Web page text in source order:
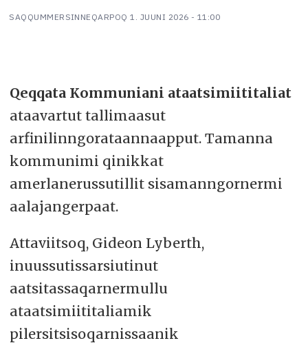
SAQQUMMERSINNEQARPOQ 1. JUUNI 2026 - 11:00
Qeqqata Kommuniani ataatsimiititaliat
ataavartut tallimaasut
arfinilinngorataannaapput. Tamanna
kommunimi qinikkat
amerlanerussutillit sisamanngornermi
aalajangerpaat.
Attaviitsoq, Gideon Lyberth,
inuussutissarsiutinut
aatsitassaqarnermullu
ataatsimiititaliamik
pilersitsisoqarnissaanik